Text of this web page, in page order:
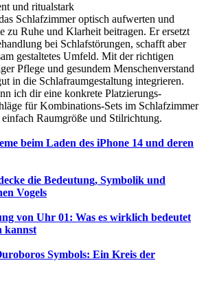
und ritualstark
Schlafzimmer optisch aufwerten und
zu Ruhe und Klarheit beitragen. Er ersetzt
bei Schlafstörungen, schafft aber
gestaltetes Umfeld. Mit der richtigen
Pflege und gesundem Menschenverstand
in die Schlafraumgestaltung integrieren.
ich dir eine konkrete Platzierungs-
für Kombinations-Sets im Schlafzimmer
Raumgröße und Stilrichtung.
beim Laden des iPhone 14 und deren
die Bedeutung, Symbolik und
Vogels
von Uhr 01: Was es wirklich bedeutet
kannst
Symbols: Ein Kreis der